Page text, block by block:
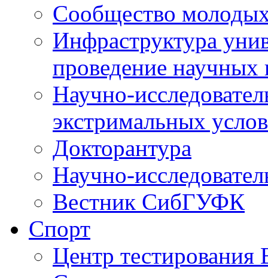
Сообщество
Инфраструктура
проведение научных
Научно-
экстримальных
Докторантура
Научно-
Вестник СибГУФК
Спорт
Центр